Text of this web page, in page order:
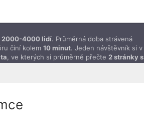
2000-4000 lidí. Průměrná doba strávená
činí kolem 10 minut. Jeden návštěvník si v
, ve kterých si průměrně přečte 2 stránky s